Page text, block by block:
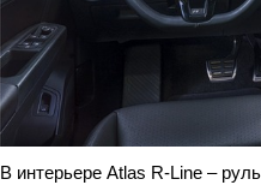
В интерьере Atlas R-Line –